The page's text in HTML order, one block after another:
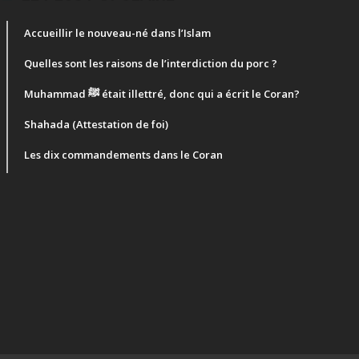
Accueillir le nouveau-né dans l’Islam
Quelles sont les raisons de l’interdiction du porc ?
Muhammad ﷺ était illettré, donc qui a écrit le Coran?
Shahada (Attestation de foi)
Les dix commandements dans le Coran